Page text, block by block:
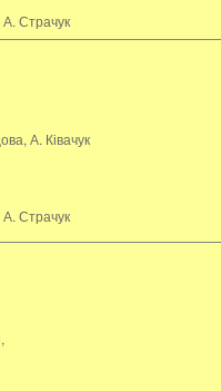
А. Страчук
А. Ківачук
А. Страчук